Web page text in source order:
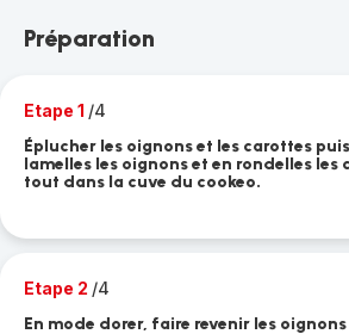
Préparation
Etape 1 /4
Éplucher les oignons et les carottes
lamelles les oignons et en rondelles les
tout dans la cuve du cookeo.
Etape 2 /4
En mode dorer, faire revenir les